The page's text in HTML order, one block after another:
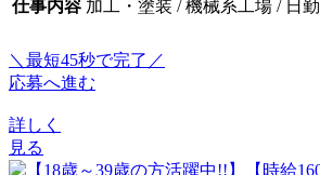
仕事内容 加工・塗装 / 機械系工場 / 日勤
＼最短45秒で完了／
応募へ進む
詳しく
見る